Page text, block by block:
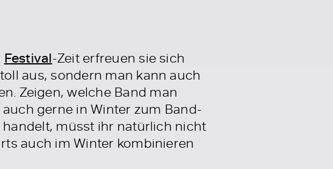
Festival-Zeit erfreuen sie sich
aus, sondern man kann auch
Zeigen, welche Band man
gerne in Winter zum Band-
handelt, müsst ihr natürlich nicht
auch im Winter kombinieren